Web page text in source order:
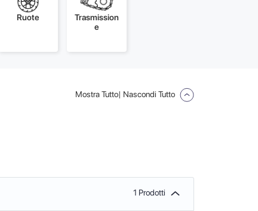
Ruote
Trasmission
e
Mostra Tutto| Nascondi Tutto
1 Prodotti